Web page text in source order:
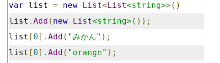
var list = new List<List<string>>()
list . Add ( new List<string> ());
list [ 0]. Add ( "みかん" );
list [ 0]. Add ( "orange" );